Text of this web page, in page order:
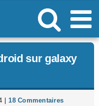
sur galaxy
18 Commentaires